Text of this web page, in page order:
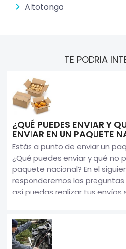
Altotonga
TE PODRIA
¿QUÉ PUEDES ENVIAR Y
ENVIAR EN UN PAQUETE
Estás a punto de enviar un
¿Qué puedes enviar y qué no
paquete nacional? En el
responderemos las
así puedas realizar tus envíos